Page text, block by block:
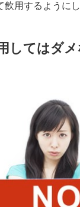
飲用するようにし
してはダ